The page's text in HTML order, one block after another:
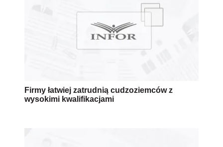
Firmy łatwiej zatrudnią cudzoziemców z
wysokimi kwalifikacjami